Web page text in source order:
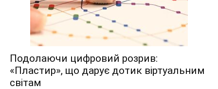
Подолаючи цифровий розрив:
«Пластир», що дарує дотик віртуальним
світам